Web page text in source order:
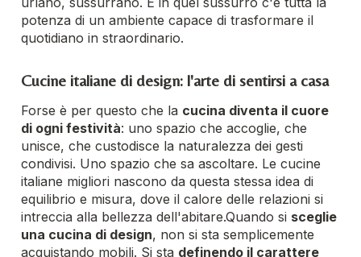
potenza di un ambiente capace di trasformare il
quotidiano in straordinario.
Cucine italiane di design: l'arte di sentirsi a casa
Forse è per questo che la cucina diventa il cuore
di ogni festività: uno spazio che accoglie, che
unisce, che custodisce la naturalezza dei gesti
condivisi. Uno spazio che sa ascoltare. Le cucine
italiane migliori nascono da questa stessa idea di
equilibrio e misura, dove il calore delle relazioni si
intreccia alla bellezza dell'abitare.Quando si sceglie
una cucina di design, non si sta semplicemente
acquistando mobili. Si sta definendo il carattere